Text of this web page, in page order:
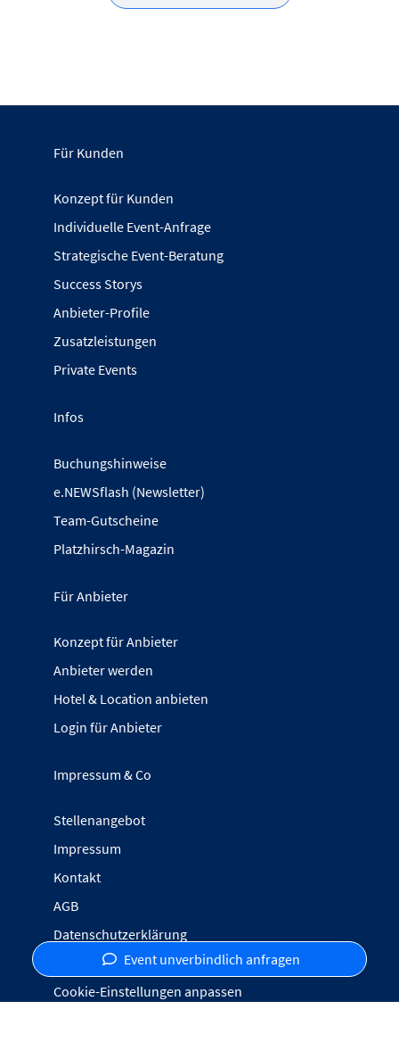
Event unverbindlich anfragen
Für Kunden
Konzept für Kunden
Individuelle Event-Anfrage
Strategische Event-Beratung
Success Storys
Anbieter-Profile
Zusatzleistungen
Private Events
Infos
Buchungshinweise
e.NEWSflash (Newsletter)
Team-Gutscheine
Platzhirsch-Magazin
Für Anbieter
Konzept für Anbieter
Anbieter werden
Hotel & Location anbieten
Login für Anbieter
Impressum & Co
Stellenangebot
Impressum
Kontakt
AGB
Datenschutzerklärung
Inhalte melden
Cookie-Einstellungen anpassen